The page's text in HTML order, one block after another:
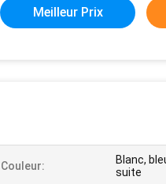
Meilleur Prix
Couleur:
Blanc,
suite